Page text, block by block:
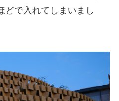
どで入れてしまいまし